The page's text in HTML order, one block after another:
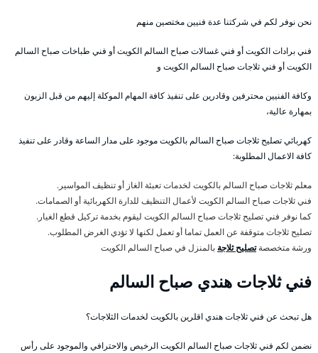
نحن نوفر لكم في شركتنا عدة فنيين مختصين منهم
فني برادات الكويت أو فني غسالات صباح السالم الكويت أو فني طباخات صباح السالم
الكويت أو فني ثلاجات صباح السالم الكويت و
وكافة الفنيين محترفين وقادرين على تنفيذ كافة المهام الموكلة إليهم من قبل الزبون
بمهارة عالية،
كهربائي تصليح ثلاجات صباح السالم بالكويت موجود على مدار الساعة وقادر على تنفيذ
كافة الاعمال المطلوبة:
معلم ثلاجات صباح السالم بالكويت لخدمات تعبئة الغاز أو تنظيف المواسير.
فني ثلاجات صباح السالم الكويت لأعمال التنظيف للدارة الكهربائية أو الصمامات.
كما نوفر فني تصليح ثلاجات صباح السالم الكويت ليقوم بخدمة تركيل قطع الغيار.
تصليح ثلاجات متوقفة عن العمل تماما أو تعمل لكنها لا تؤدي الغرض المطلوب.
ورشة متخصصةتصليح ثلاجة بالمنزل في صباح السالم الكويت
فني ثلاجات هندي صباح السالم
هل تبحث عن فني ثلاجات هندي اقلرين بالكويت لخدمات الثلاجات؟
نضمن لكم فني ثلاجات صباح السالم الكويت الرخيص والاحترافي والموجود على رأس